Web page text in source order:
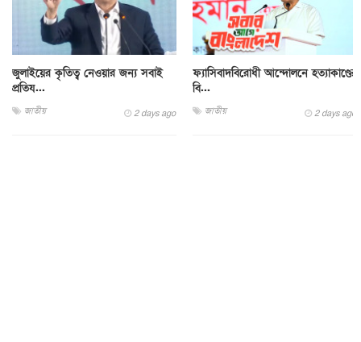
জুলাইয়ের কৃতিত্ব নেওয়ার জন্য সবাই
প্রতিয...
জাতীয় 2 days ago
ফ্যাসিবাদবিরোধী আন্দোলনে হত্যাকাণ্ডের
বি...
জাতীয় 2 days ago